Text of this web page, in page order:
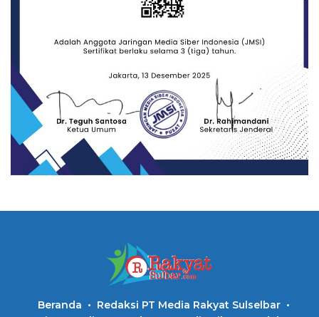
Beranda
Redaksi PT Media Rakyat Sulselbar